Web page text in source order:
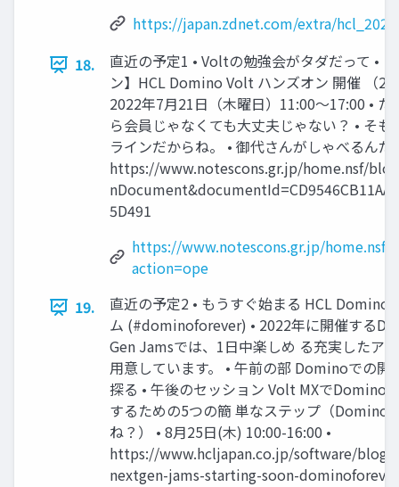
https://japan.zdnet.com/extra/
18.
直近の予定1 • Voltの勉強会がタダだって •
ン】HCL Domino Volt ハンズオン 開催 （
2022年7月21日（木曜日）11:00～17:00 •
ら会員じゃなくても大丈夫じゃない？ • そ
ラインだからね。 • 御代さんがしゃべるんだ
https://www.notescons.gr.jp/home.nsf/
5D491
https://www.notescons.gr.jp/home.nsf/
action=ope
19.
直近の予定2 • もうすぐ始まる HCL Domino
ム (#dominoforever) • 2022年に開催する
Gen Jamsでは、1日中楽しめ る充実したア
用意しています。 • 午前の部 Dominoでの開
探る • 午後のセッション Volt MXでDomino
するための5つの簡 単なステップ（Domino
ね？） • 8月25日(木) 10:00-16:00 •
https://www.hcljapan.co.jp/software/blog/
nextgen-jams-starting-soon-dominoforever